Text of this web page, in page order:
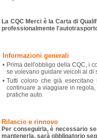
La CQC Merci è la Carta di
professionalmente
Informazioni generali
• Prima dell'obbligo della CQC, i
se volevano guidare veicoli al di
• Tutti coloro che già
continuare a viaggiare in
pratiche auto.
Rilascio e rinnovo
Per conseguirla, è necessario
mantenerla, sarà obbligatorio